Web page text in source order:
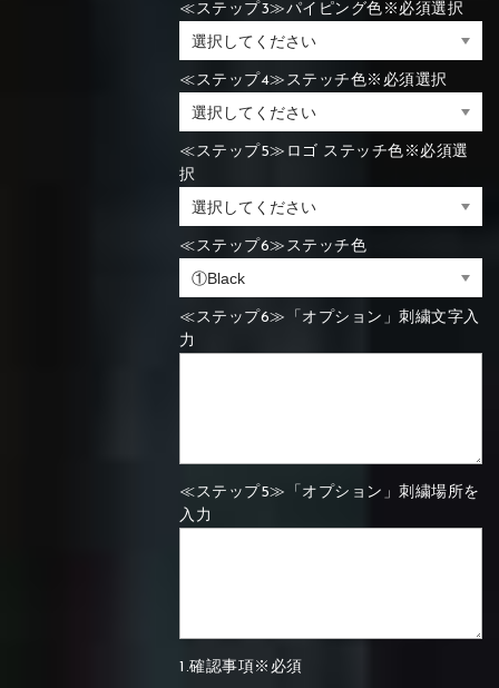
≪ステップ3≫パイピング色※必須選択
≪ステップ4≫ステッチ色※必須選択
≪ステップ5≫ロゴ ステッチ色※必須選
択
≪ステップ6≫ステッチ色
≪ステップ6≫「オプション」刺繍文字入
力
≪ステップ5≫「オプション」刺繍場所を
入力
1.確認事項※必須